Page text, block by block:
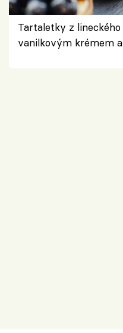
Tartaletky z
vanilkovým krémem